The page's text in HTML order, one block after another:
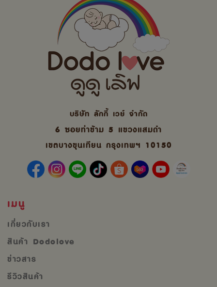
บริษัท ลักกี้ เวย์ จํากัด
6 ซอยท่าข้าม 5 แขวงแสมดำ
เขตบางขุนเทียน กรุงเทพฯ 10150
เมนู
เกี่ยวกับเรา
สินค้า Dodolove
ข่าวสาร
รีวิวสินค้า